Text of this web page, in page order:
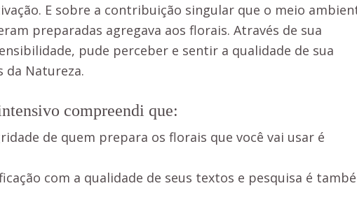
E sobre a contribuição singular que o meio
preparadas agregava aos florais. Através de sua
pude perceber e sentir a qualidade de sua
da Natureza.
compreendi que:
de quem prepara os florais que você vai usar é
com a qualidade de seus textos e pesquisa é